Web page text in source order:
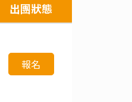
出團狀態
報名